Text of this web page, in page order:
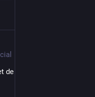
solidarité avec le